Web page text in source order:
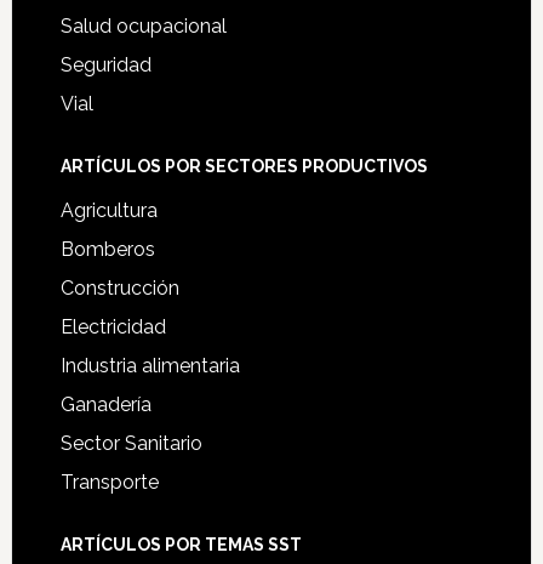
Salud ocupacional
Seguridad
Vial
ARTÍCULOS POR SECTORES PRODUCTIVOS
Agricultura
Bomberos
Construcción
Electricidad
Industria alimentaria
Ganadería
Sector Sanitario
Transporte
ARTÍCULOS POR TEMAS SST